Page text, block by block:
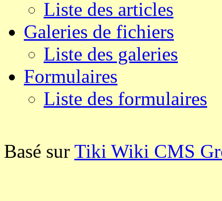
Liste des articles
Galeries de fichiers
Liste des galeries
Formulaires
Liste des formulaires
Basé sur Tiki Wiki CMS